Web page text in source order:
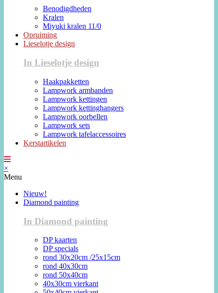
Benodigdheden
Kralen
Miyuki kralen 11/0
Opruiming
Lieselotje design
In Lieselotje design
Haakpakketten
Lampwork armbanden
Lampwork kettingen
Lampwork kettinghangers
Lampwork oorbellen
Lampwork sets
Lampwork tafelaccessoires
Kerstartikelen
×
Menu
Nieuw!
Diamond painting
In Diamond painting
DP kaarten
DP specials
rond 30x20cm /25x15cm
rond 40x30cm
rond 50x40cm
40x30cm vierkant